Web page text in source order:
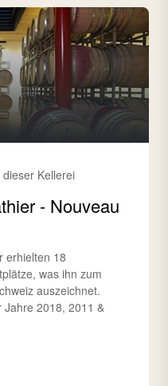
Kellerei
- Nouveau
erhielten 18
was ihn zum
auszeichnet.
Jahre 2018, 2011 &